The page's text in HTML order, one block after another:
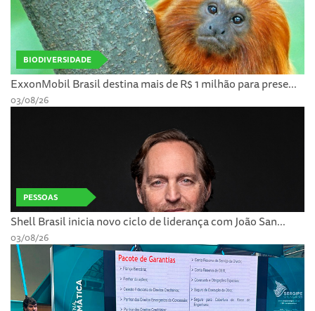
BIODIVERSIDADE
ExxonMobil Brasil destina mais de R$ 1 milhão para prese...
03/08/26
PESSOAS
Shell Brasil inicia novo ciclo de liderança com João San...
03/08/26